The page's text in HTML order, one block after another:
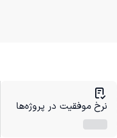
نرخ موفقیت در پروژه‌ها